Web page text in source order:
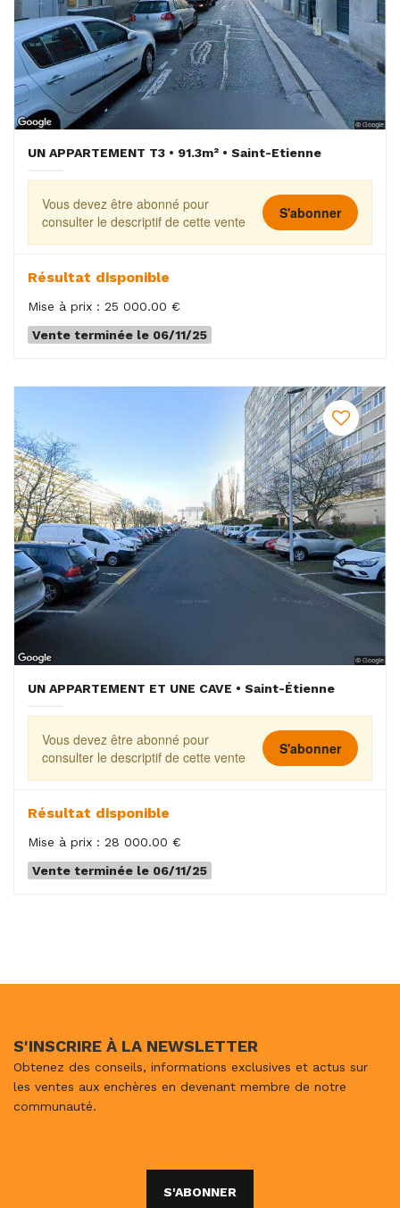
UN APPARTEMENT T3 • 91.3m² • Saint-Etienne
Vous devez être abonné pour
consulter le descriptif de cette vente
S'abonner
Résultat disponible
Mise à prix : 25 000.00 €
Vente terminée le 06/11/25
UN APPARTEMENT ET UNE CAVE • Saint-Étienne
Vous devez être abonné pour
consulter le descriptif de cette vente
S'abonner
Résultat disponible
Mise à prix : 28 000.00 €
Vente terminée le 06/11/25
S'INSCRIRE À LA NEWSLETTER
Obtenez des conseils, informations exclusives et actus sur
les ventes aux enchères en devenant membre de notre
communauté.
S'ABONNER